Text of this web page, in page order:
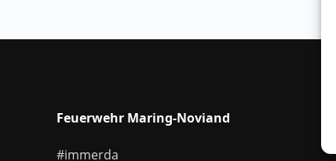
Feuerwehr Maring-Noviand
#immerda